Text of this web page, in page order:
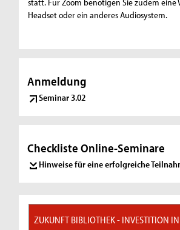
Headset oder ein anderes Audiosystem.
Anmeldung
Seminar 3.02
Checkliste Online-Seminare
Hinweise für eine erfolgreiche
ZUKUNFT BIBLIOTHEK - INVESTITION IN